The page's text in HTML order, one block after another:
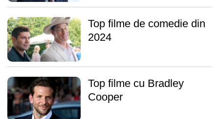
Top filme de comedie din
2024
Top filme cu Bradley
Cooper